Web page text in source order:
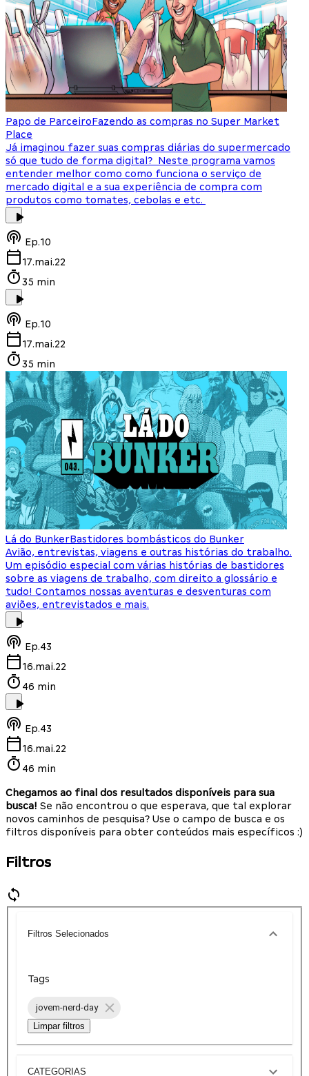
Papo de ParceiroFazendo as compras no Super Market
Place
Já imaginou fazer suas compras diárias do supermercado
só que tudo de forma digital? Neste programa vamos
entender melhor como como funciona o serviço de
mercado digital e a sua experiência de compra com
produtos como tomates, cebolas e etc.
Ep.10
17.mai.22
35 min
Ep.10
17.mai.22
35 min
Lá do BunkerBastidores bombásticos do Bunker
Avião, entrevistas, viagens e outras histórias do trabalho.
Um episódio especial com várias histórias de bastidores
sobre as viagens de trabalho, com direito a glossário e
tudo! Contamos nossas aventuras e desventuras com
aviões, entrevistados e mais.
Ep.43
16.mai.22
46 min
Ep.43
16.mai.22
46 min
Chegamos ao final dos resultados disponíveis para sua
busca! Se não encontrou o que esperava, que tal explorar
novos caminhos de pesquisa? Use o campo de busca e os
filtros disponíveis para obter conteúdos mais específicos :)
Filtros
Filtros Selecionados
Tags
jovem-nerd-day
Limpar filtros
CATEGORIAS